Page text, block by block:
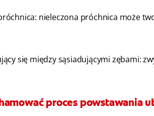
nieleczona próchnica może
się między sąsiadującymi zębami:
proces powstawania